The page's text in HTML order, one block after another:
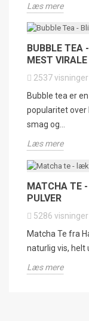
Læs mere
BUBBLE TEA
MEST
2537visninger
Bubble tea er
popularitet over
smag og...
Læs mere
MATCHA TE
PULVER
5286 visninger
Matcha Te fra
naturlig vis,
Læs mere